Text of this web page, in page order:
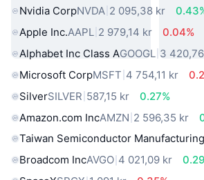
Nvidia CorpNVDA 2 095,38 kr
Apple Inc.AAPL 2 979,14 kr
0.04%
Alphabet Inc Class AGOOGL 3
Microsoft CorpMSFT 4 754,11 kr
SilverSILVER 587,15 kr
0.27%
Amazon.com IncAMZN 2 596,35 kr
Taiwan Semiconductor
Broadcom IncAVGO 4 021,09 kr